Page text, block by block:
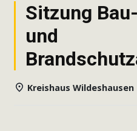
Sitzung
und
Kreishaus Wildeshausen